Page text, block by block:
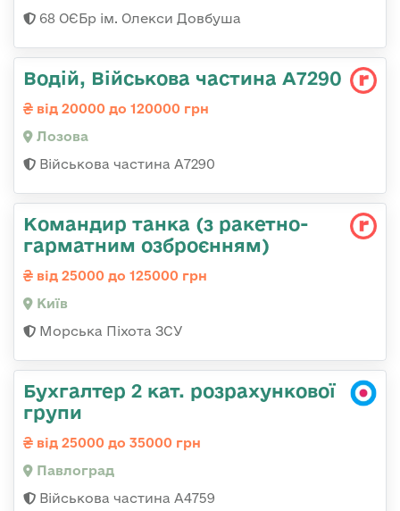
68 ОЄБр ім. Олекси Довбуша
Водій, Військова частина А7290
від 20000 до 120000 грн
Лозова
Військова частина А7290
Командиp танка (з pакетно-
гарматним озброєнням)
від 25000 до 125000 грн
Київ
Морська Піхота ЗСУ
Бухгалтер 2 кат. розрахункової
групи
від 25000 до 35000 грн
Павлоград
Військова частина А4759